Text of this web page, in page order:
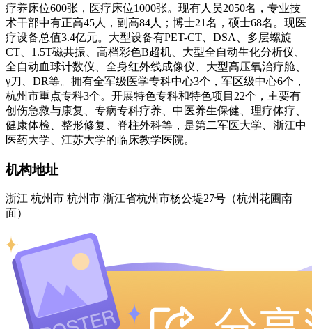
疗养床位600张，医疗床位1000张。现有人员2050名，专业技
术干部中有正高45人，副高84人；博士21名，硕士68名。现医
疗设备总值3.4亿元。大型设备有PET-CT、DSA、多层螺旋
CT、1.5T磁共振、高档彩色B超机、大型全自动生化分析仪、
全自动血球计数仪、全身红外线成像仪、大型高压氧治疗舱、
γ刀、DR等。拥有全军级医学专科中心3个，军区级中心6个，
杭州市重点专科3个。开展特色专科和特色项目22个，主要有
创伤急救与康复、专病专科疗养、中医养生保健、理疗体疗、
健康体检、整形修复、脊柱外科等，是第二军医大学、浙江中
医药大学、江苏大学的临床教学医院。
机构地址
浙江 杭州市 杭州市 浙江省杭州市杨公堤27号（杭州花圃南
面）